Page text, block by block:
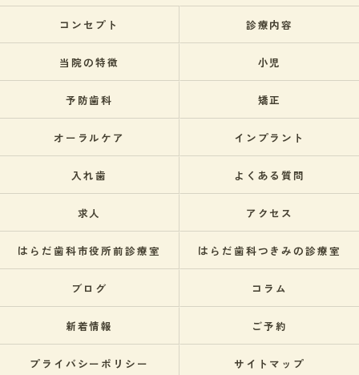
コンセプト 診療内容
当院の特徴 小児
予防歯科 矯正
オーラルケア インプラント
入れ歯 よくある質問
求人 アクセス
はらだ歯科市役所前診療室 はらだ歯科つきみの診療室
ブログ コラム
新着情報 ご予約
プライバシーポリシー サイトマップ